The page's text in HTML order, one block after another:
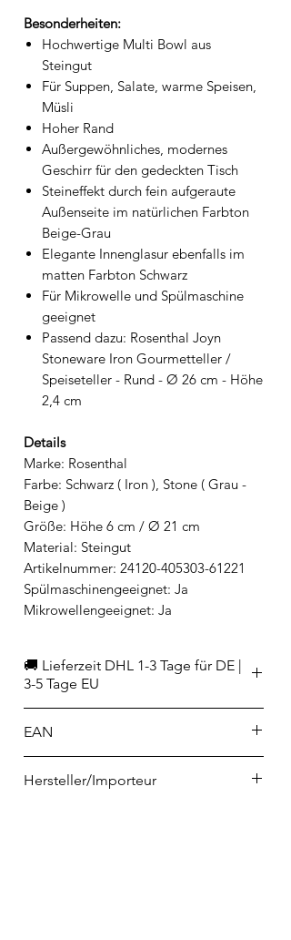
Besonderheiten:
Hochwertige Multi Bowl aus
Steingut
Für Suppen, Salate, warme Speisen,
Müsli
Hoher Rand
Außergewöhnliches, modernes
Geschirr für den gedeckten Tisch
Steineffekt durch fein aufgeraute
Außenseite im natürlichen Farbton
Beige-Grau
Elegante Innenglasur ebenfalls im
matten Farbton Schwarz
Für Mikrowelle und Spülmaschine
geeignet
Passend dazu: Rosenthal Joyn
Stoneware Iron Gourmetteller /
Speiseteller - Rund - Ø 26 cm - Höhe
2,4 cm
Details
Marke: Rosenthal
Farbe: Schwarz ( Iron ), Stone ( Grau -
Beige )
Größe: Höhe 6 cm / Ø 21 cm
Material: Steingut
Artikelnummer: 24120-405303-61221
Spülmaschinengeeignet: Ja
Mikrowellengeeignet: Ja
🚚 Lieferzeit DHL 1-3 Tage für DE |
3-5 Tage EU
EAN
Hersteller/Importeur